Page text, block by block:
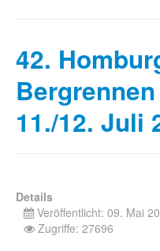
42.
11./12. Juli
Details
Veröffentlicht: 09. Mai
Zugriffe: 27696